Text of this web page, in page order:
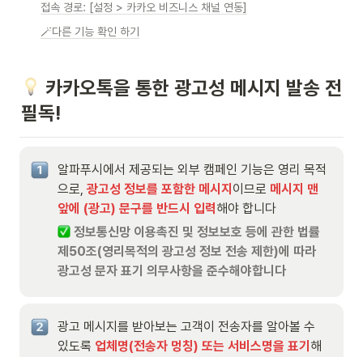
접속 경로: [설정 > 카카오 비즈니스 채널 연동]
🪄다른 기능 확인 하기
카카오톡을 통한 광고성 메시지 발송 전
필독!
알파푸시에서 제공되는 외부 캠페인 기능은 영리 목적
으로, 광고성 정보를 포함한 메시지 이므로 메시지 맨
앞에 (광고) 문구를 반드시 입력해야 합니다
정보통신망 이용촉진 및 정보보호 등에 관한 법률
제50조(영리목적의 광고성 정보 전송 제한)에 따라
광고성 문자 표기 의무사항을 준수해야합니다
광고 메시지를 받아보는 고객이 전송자를 알아볼 수
있도록 업체명(전송자 멍칭) 또는 서비스명을 표기 해